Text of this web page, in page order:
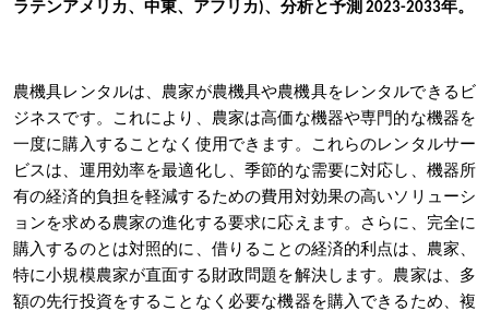
ラテンアメリカ、中東、アフリカ)、分析と予測 2023-2033年。
農機具レンタルは、農家が農機具や農機具をレンタルできるビ
ジネスです。これにより、農家は高価な機器や専門的な機器を
一度に購入することなく使用できます。これらのレンタルサー
ビスは、運用効率を最適化し、季節的な需要に対応し、機器所
有の経済的負担を軽減するための費用対効果の高いソリューシ
ョンを求める農家の進化する要求に応えます。さらに、完全に
購入するのとは対照的に、借りることの経済的利点は、農家、
特に小規模農家が直面する財政問題を解決します。農家は、多
額の先行投資をすることなく必要な機器を購入できるため、複